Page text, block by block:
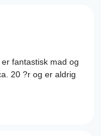
fantastisk mad og
20 ?r og er aldrig